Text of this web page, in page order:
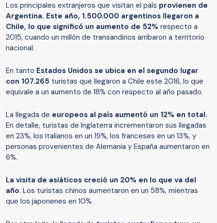
Los principales extranjeros que visitan el país provienen de
Argentina. Este año, 1.500.000 argentinos llegaron a
Chile, lo que significó un aumento de 52% respecto a
2015, cuando un millón de transandinos arribaron a territorio
nacional.
En tanto Estados Unidos se ubica en el segundo lugar
con 107.265 turistas que llegaron a Chile este 2016, lo que
equivale a un aumento de 18% con respecto al año pasado.
La llegada de europeos al país aumentó un 12% en total.
En detalle, turistas de Inglaterra incrementaron sus llegadas
en 23%, los italianos en un 19%, los franceses en un 13%, y
personas provenientes de Alemania y España aumentaron en
6%.
La visita de asiáticos creció un 20% en lo que va del
año. Los turistas chinos aumentaron en un 58%, mientras
que los japonenes en 10%.